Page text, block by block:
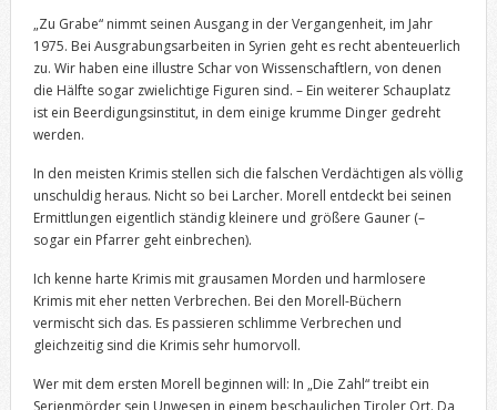
„Zu Grabe“ nimmt seinen Ausgang in der Vergangenheit, im Jahr
1975. Bei Ausgrabungsarbeiten in Syrien geht es recht abenteuerlich
zu. Wir haben eine illustre Schar von Wissenschaftlern, von denen
die Hälfte sogar zwielichtige Figuren sind. – Ein weiterer Schauplatz
ist ein Beerdigungsinstitut, in dem einige krumme Dinger gedreht
werden.
In den meisten Krimis stellen sich die falschen Verdächtigen als völlig
unschuldig heraus. Nicht so bei Larcher. Morell entdeckt bei seinen
Ermittlungen eigentlich ständig kleinere und größere Gauner (–
sogar ein Pfarrer geht einbrechen).
Ich kenne harte Krimis mit grausamen Morden und harmlosere
Krimis mit eher netten Verbrechen. Bei den Morell-Büchern
vermischt sich das. Es passieren schlimme Verbrechen und
gleichzeitig sind die Krimis sehr humorvoll.
Wer mit dem ersten Morell beginnen will: In „Die Zahl“ treibt ein
Serienmörder sein Unwesen in einem beschaulichen Tiroler Ort. Da